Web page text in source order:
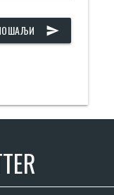
send